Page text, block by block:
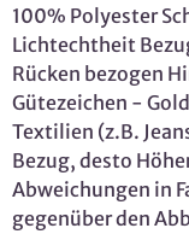
100% Polyester
Lichtechtheit
Rücken bezogen
Gütezeichen -
Textilien (z.B.
Bezug, desto
Abweichungen in
gegenüber den